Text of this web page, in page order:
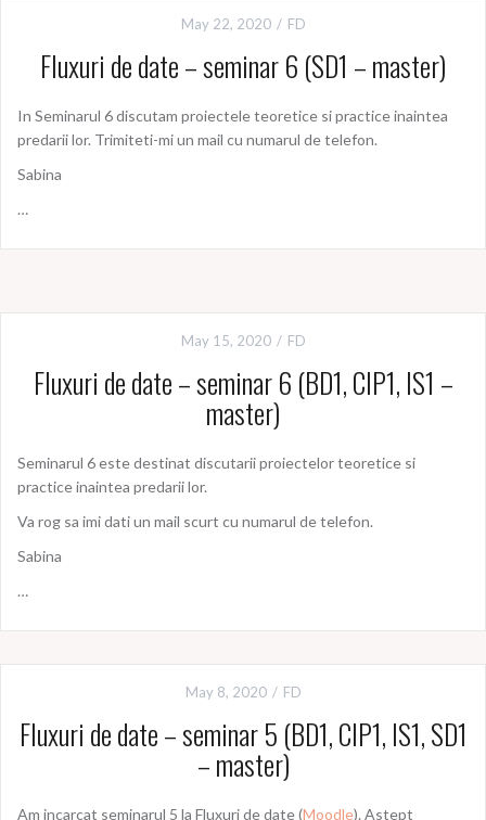
May 22, 2020 FD
Fluxuri de date – seminar 6 (SD1 – master)
In Seminarul 6 discutam proiectele teoretice si practice inaintea
predarii lor. Trimiteti-mi un mail cu numarul de telefon.
Sabina
…
May 15, 2020 FD
Fluxuri de date – seminar 6 (BD1, CIP1, IS1 –
master)
Seminarul 6 este destinat discutarii proiectelor teoretice si
practice inaintea predarii lor.
Va rog sa imi dati un mail scurt cu numarul de telefon.
Sabina
…
May 8, 2020 FD
Fluxuri de date – seminar 5 (BD1, CIP1, IS1, SD1
– master)
Am incarcat seminarul 5 la Fluxuri de date (Moodle). Astept